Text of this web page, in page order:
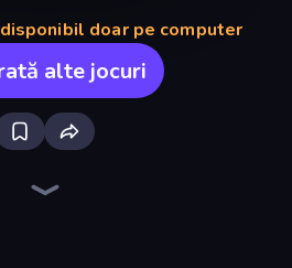
doar pe computer
alte jocuri